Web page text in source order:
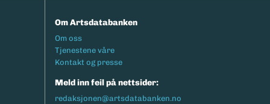
Om Artsdatabanken
Footermeny
Om oss
Tjenestene våre
Kontakt og presse
Meld inn feil på nettsider:
redaksjonen@artsdatabanken.no